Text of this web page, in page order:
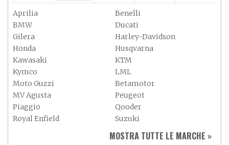
Aprilia
Benelli
BMW
Ducati
Gilera
Harley-Davidson
Honda
Husqvarna
Kawasaki
KTM
Kymco
LML
Moto Guzzi
Betamotor
MV Agusta
Peugeot
Piaggio
Qooder
Royal Enfield
Suzuki
Yamaha
MOSTRA TUTTE LE MARCHE »